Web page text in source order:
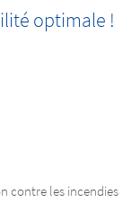
fiable et le
optimale !
contre les incendies